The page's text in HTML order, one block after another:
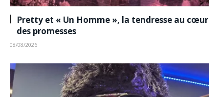
Pretty et « Un Homme », la tendresse au cœur
des promesses
08/08/2026